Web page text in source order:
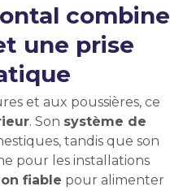
combine
une prise
et aux poussières, ce
. Son système de
tandis que son
pour les installations
fiable pour alimenter